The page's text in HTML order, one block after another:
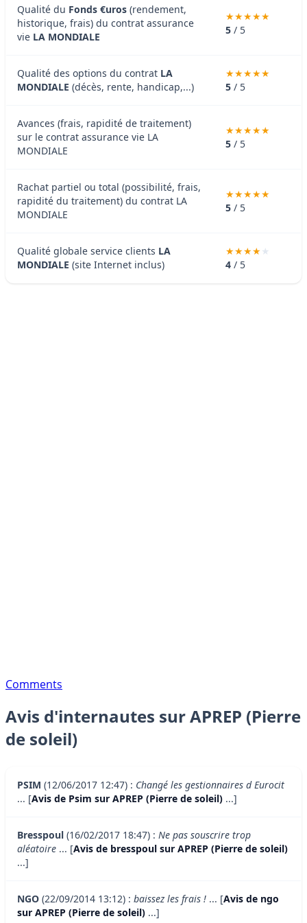
Qualité du Fonds €uros (rendement,
historique, frais) du contrat assurance
vie LA MONDIALE
5 / 5
Qualité des options du contrat LA
MONDIALE (décès, rente, handicap,...) 5 / 5
Avances (frais, rapidité de traitement)
sur le contrat assurance vie LA
MONDIALE
5 / 5
Rachat partiel ou total (possibilité, frais,
rapidité du traitement) du contrat LA
MONDIALE
5 / 5
Qualité globale service clients LA
MONDIALE (site Internet inclus) 4 / 5
Comments
Avis d'internautes sur APREP (Pierre
de soleil)
PSIM (12/06/2017 12:47) : Changé les gestionnaires d Eurocit
... [Avis de Psim sur APREP (Pierre de soleil) ...]
Bresspoul (16/02/2017 18:47) : Ne pas souscrire trop
aléatoire ... [Avis de bresspoul sur APREP (Pierre de soleil)
...]
NGO (22/09/2014 13:12) : baissez les frais ! ... [Avis de ngo
sur APREP (Pierre de soleil) ...]